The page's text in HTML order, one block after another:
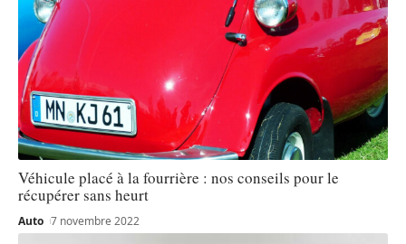
Véhicule placé à la fourrière : nos conseils pour le
récupérer sans heurt
Auto 7 novembre 2022